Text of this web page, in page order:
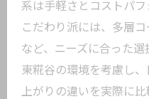
系は手軽さとコストパフ
こだわり派には、多層
など、ニーズに合った
東糀谷の環境を考慮し
上がりの違いを実際に